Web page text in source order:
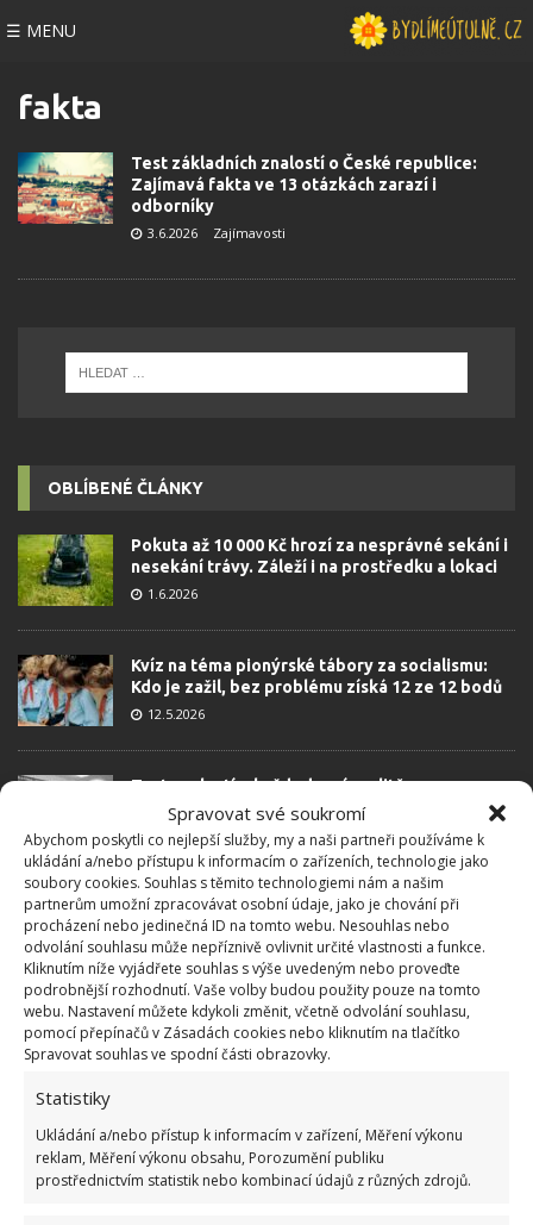
Spravovat své soukromí
Abychom poskytli co nejlepší služby, my a naši partneři používáme k
ukládání a/nebo přístupu k informacím o zařízeních, technologie jako
soubory cookies. Souhlas s těmito technologiemi nám a našim
partnerům umožní zpracovávat osobní údaje, jako je chování při
procházení nebo jedinečná ID na tomto webu. Nesouhlas nebo
odvolání souhlasu může nepříznivě ovlivnit určité vlastnosti a funkce.
Kliknutím níže vyjádřete souhlas s výše uvedeným nebo proveďte
podrobnější rozhodnutí. Vaše volby budou použity pouze na tomto
webu. Nastavení můžete kdykoli změnit, včetně odvolání souhlasu,
pomocí přepínačů v Zásadách cookies nebo kliknutím na tlačítko
Spravovat souhlas ve spodní části obrazovky.
Statistiky
Ukládání a/nebo přístup k informacím v zařízení, Měření výkonu
reklam, Měření výkonu obsahu, Porozumění publiku
prostřednictvím statistik nebo kombinací údajů z různých zdrojů.
☰ MENU
fakta
Test základních znalostí o České republice:
Zajímavá fakta ve 13 otázkách zarazí i
odborníky
3.6.2026 Zajímavosti
OBLÍBENÉ ČLÁNKY
Pokuta až 10 000 Kč hrozí za nesprávné sekání i
nesekání trávy. Záleží i na prostředku a lokaci
1.6.2026
Kvíz na téma pionýrské tábory za socialismu:
Kdo je zažil, bez problému získá 12 ze 12 bodů
12.5.2026
Test znalostí o každodenní realitě za
komunismu: 10 retro otázek ukáže, kdo má
dobrý přehled
23.6.2026
Retro kvíz o oblíbených autech v dobách
socialismu: Tehdejší řidiči musí získat 10 z 10
bodů
6.5.2026
ŽHAVÉ NOVINKY